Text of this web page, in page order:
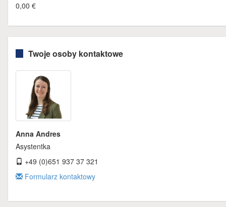
0,00 €
Twoje osoby kontaktowe
Anna Andres
Asystentka
+49 (0)651 937 37 321
Formularz kontaktowy